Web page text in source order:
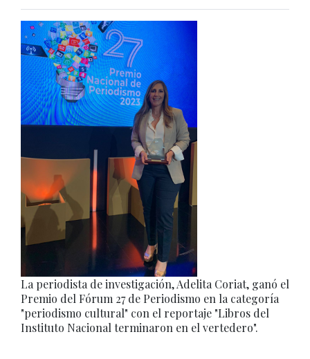
La periodista de investigación, Adelita Coriat, ganó el
Premio del Fórum 27 de Periodismo en la categoría
"periodismo cultural" con el reportaje "Libros del
Instituto Nacional terminaron en el vertedero".